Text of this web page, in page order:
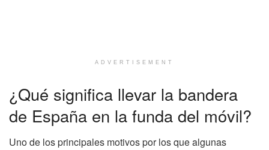
ADVERTISEMENT
¿Qué significa llevar la bandera
de España en la funda del móvil?
Uno de los principales motivos por los que algunas